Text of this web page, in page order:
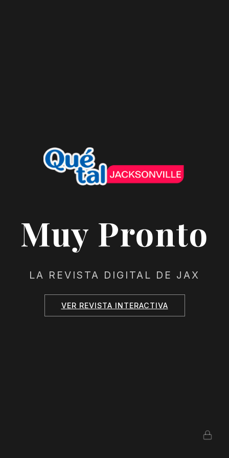
Muy Pronto
LA REVISTA DIGITAL DE JAX
VER REVISTA INTERACTIVA